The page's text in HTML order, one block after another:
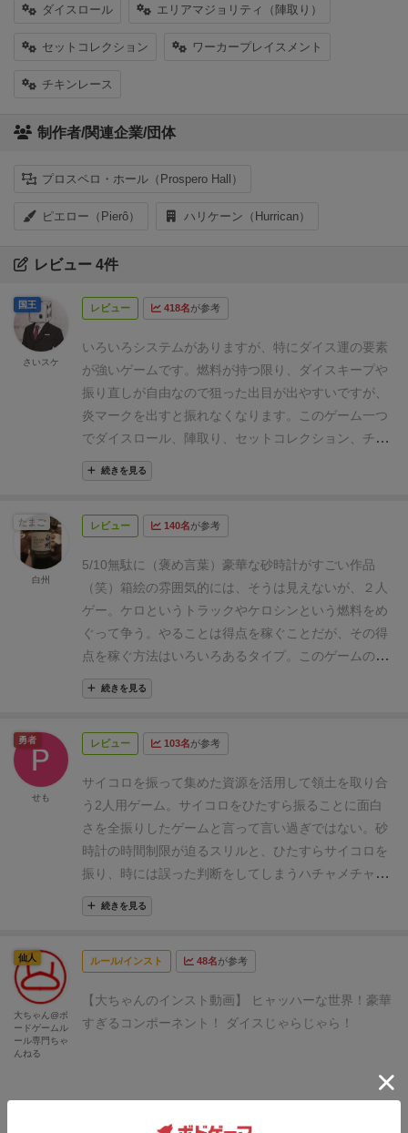
ダイスロール エリアマジョリティ（陣取り）
セットコレクション ワーカープレイスメント
チキンレース
制作者/関連企業/団体
プロスペロ・ホール（Prospero Hall）
ピエロー（Pierô） ハリケーン（Hurrican）
レビュー 4件
レビュー 418名が参考
いろいろシステムがありますが、特にダイス運の要素
が強いゲームです。燃料が持つ限り、ダイスキープや
振り直しが自由なので狙った出目が出やすいですが、
炎マークを出すと振れなくなります。
このゲーム一つ
でダイスロール、陣取り、セットコレクション、チキ
ンレースといろいろな要素が詰め込まれてますが、手
持ち無沙汰になる時間は短く、サクサクとゲームは進
最適なゲームです。
続きを見る
国王
さいスケ
レビュー 140名が参考
5/10無駄に（褒め言葉）豪華な砂時計がすごい作品
（笑） 箱絵の雰囲気的には、そうは見えないが、２人
ゲー。 ケロというトラックやケロシンという燃料をめ
ぐって争う。 やることは得点を稼ぐことだが、その得
点を稼ぐ方法はいろいろあるタイプ。
このゲームの肝
というか見どころは、やっぱりこの砂時計のケロトラ
ック。トラックなのに（砂時計だから、そりゃそうだ
て、何回か振り直しができたりするのだが、サイコロ
の砂時計の砂が全てなくなってしまうと、強制的に手
番が終了してしまうのが面白い。砂（ケロ）もコスト
を払うか、なくなって強制的に手番が終了したときし
か補充されないので、どこで補充するかが悩ましいの
だが、実際にやってみるとなんとかなってしまうこと
も多く、２人という人数もあいまって、そこまでイン
パクトの割にはプレイはわりと淡白かな。
人ゲーがあまり好きではない（個人的に多人数でイン
タラクションがあるゲームが好きなため）ということ
もあるが、これやるなら、別のでもいいんじゃないか
続きを見る
たまご
白州
レビュー 103名が参考
サイコロを振って集めた資源を活用して領土を取り合
う2人用ゲーム。 サイコロをひたすら振ることに面白
さを全振りしたゲームと言って言い過ぎではない。 砂
時計の時間制限が迫るスリルと、ひたすらサイコロを
振り、時には誤った判断をしてしまうハチャメチャ
感。相手が必死にサイコロを振る様子を眺めるもの一
興。頻繁に遊ぶと飽きてしまいそうだけど、このゲー
続きを見る
勇者
せも
ルール/インスト 48名が参考
【大ちゃんのインスト動画】 ヒャッハーな世界！ 豪華
すぎるコンポーネント！
ダイスじゃらじゃら！
仙人
大ちゃん@ボ
ードゲームル
ール専門ちゃ
んねる